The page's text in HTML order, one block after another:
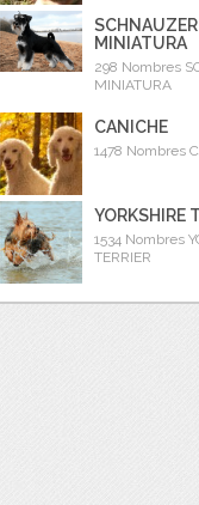
SCHNAUZER
MINIATURA
298 Nombres
MINIATURA
CANICHE
1478 Nombres
YORKSHIRE
1534 Nombres
TERRIER